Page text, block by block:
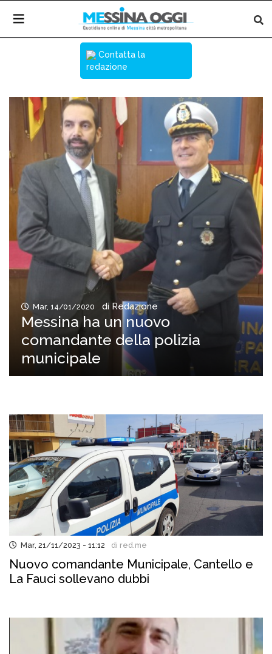
Contatta la
redazione
Mar, 14/01/2020 di Redazione
Messina ha un nuovo
comandante della polizia
municipale
Mar, 21/11/2023 - 11:12 di red.me
Nuovo comandante Municipale, Cantello e
La Fauci sollevano dubbi